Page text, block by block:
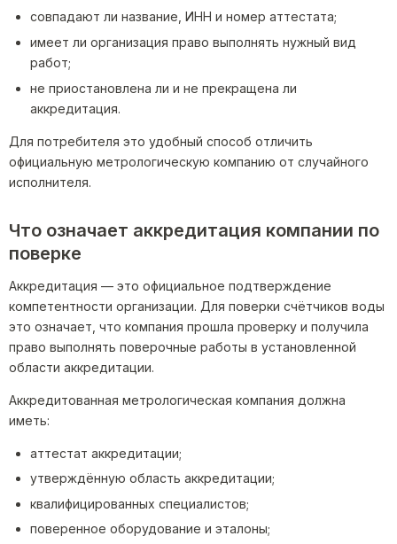
совпадают ли название, ИНН и номер аттестата;
имеет ли организация право выполнять нужный вид
работ;
не приостановлена ли и не прекращена ли
аккредитация.
Для потребителя это удобный способ отличить
официальную метрологическую компанию от случайного
исполнителя.
Что означает аккредитация компании по
поверке
Аккредитация — это официальное подтверждение
компетентности организации. Для поверки счётчиков воды
это означает, что компания прошла проверку и получила
право выполнять поверочные работы в установленной
области аккредитации.
Аккредитованная метрологическая компания должна
иметь:
аттестат аккредитации;
утверждённую область аккредитации;
квалифицированных специалистов;
поверенное оборудование и эталоны;